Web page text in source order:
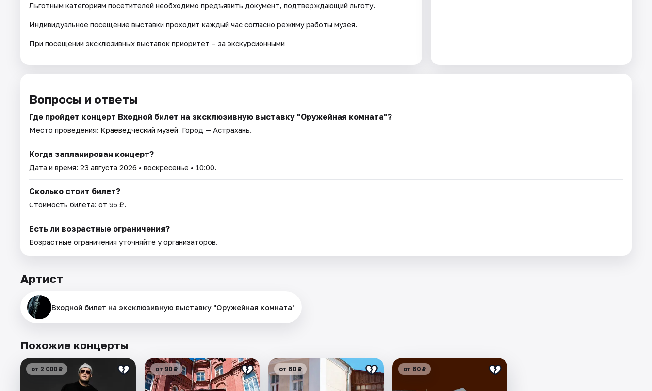
Льготным категориям посетителей необходимо предъявить документ, подтверждающий льготу.
Индивидуальное посещение выставки проходит каждый час согласно режиму работы музея.
При посещении эксклюзивных выставок приоритет – за экскурсионными
Вопросы и ответы
Где пройдет концерт Входной билет на эксклюзивную выставку "Оружейная комната"?
Место проведения: Краеведческий музей. Город — Астрахань.
Когда запланирован концерт?
Дата и время: 23 августа 2026 • воскресенье • 10:00.
Сколько стоит билет?
Стоимость билета: от 95 ₽.
Есть ли возрастные ограничения?
Возрастные ограничения уточняйте у организаторов.
Артист
Входной билет на эксклюзивную выставку "Оружейная комната"
Похожие концерты
от 2 000 ₽ от 90 ₽ от 60 ₽ от 60 ₽